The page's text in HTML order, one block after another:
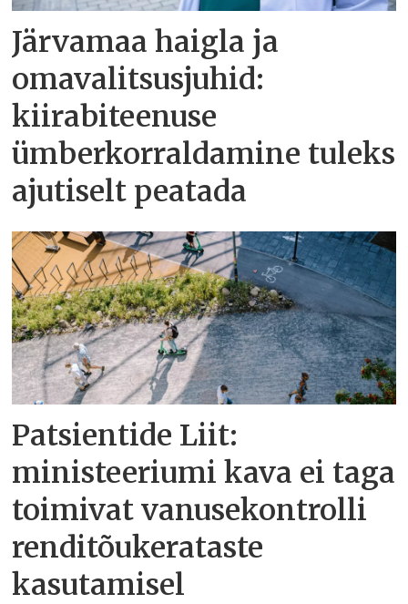
Järvamaa haigla ja
omavalitsusjuhid:
kiirabiteenuse
ümberkorraldamine tuleks
ajutiselt peatada
Patsientide Liit:
ministeeriumi kava ei taga
toimivat vanusekontrolli
renditõukerataste
kasutamisel